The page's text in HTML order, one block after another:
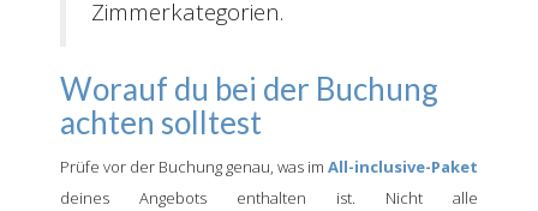
Zimmerkategorien.
Worauf du bei der Buchung
achten solltest
Prüfe vor der Buchung genau, was im All-inclusive-Paket
deines Angebots enthalten ist. Nicht alle